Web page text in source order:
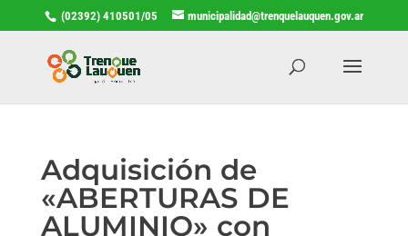
(02392) 410501/05 municipalidad@trenquelauquen.gov.ar
Adquisición de
«ABERTURAS DE
ALUMINIO» con